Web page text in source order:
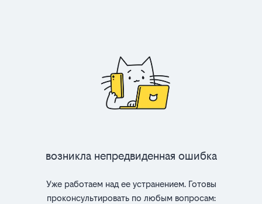
Возникла непредвиденная ошибка
Уже работаем над ее устранением. Готовы
проконсультировать по любым вопросам: